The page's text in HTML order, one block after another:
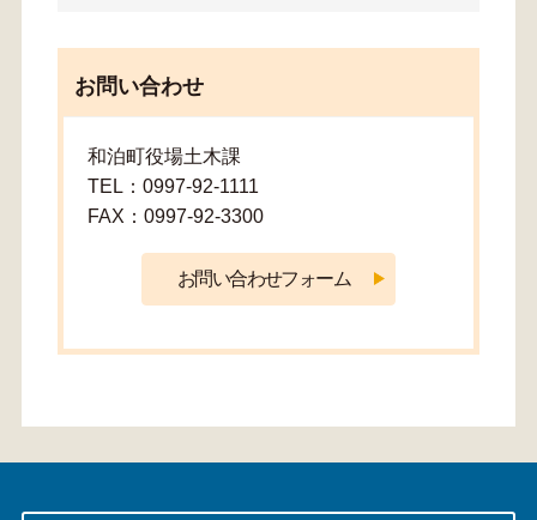
お問い合わせ
和泊町役場土木課
TEL：0997-92-1111
FAX：0997-92-3300